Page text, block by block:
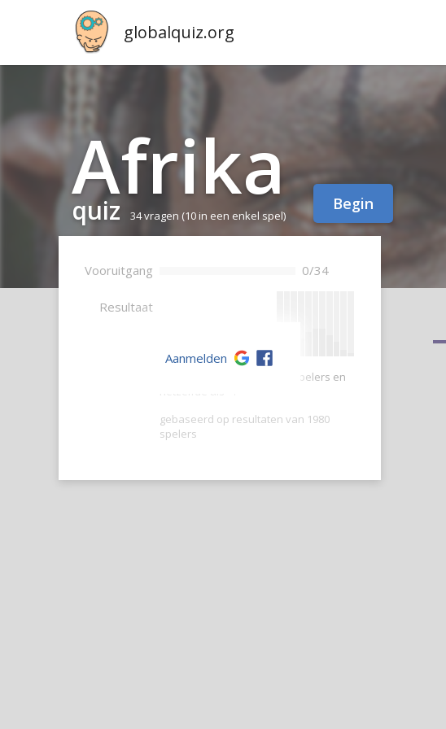
globalquiz.org
Afrika
quiz 34 vragen (10 in een enkel spel)
Begin
Vooruitgang 0/34
Resultaat
Je score is beter dan -- van spelers en
hetzelfde als --.
gebaseerd op resultaten van 1980
spelers
Aanmelden